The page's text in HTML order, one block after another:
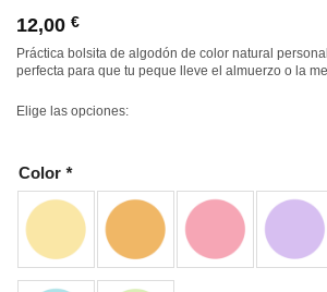
12,00 €
Práctica bolsita de algodón de color natural
perfecta para que tu peque lleve el almuerzo o la
Elige las opciones:
Color *